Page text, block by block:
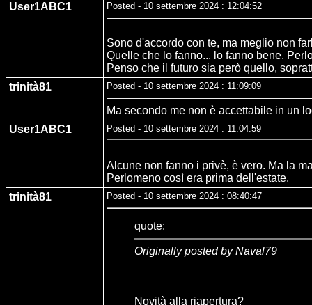
User1ABC1
Posted - 10 settembre 2024 : 12:04:52
Sono d'accordo con te, ma meglio non
Quelle che lo fanno... lo fanno bene.
Penso che il futuro sia però quello,
trinità81
Posted - 10 settembre 2024 : 11:09:09
Ma secondo me non è accettabile in un
User1ABC1
Posted - 10 settembre 2024 : 11:04:59
Alcune non fanno i privè, è vero. Ma la
Perlomeno così era prima dell'estate.
trinità81
Posted - 10 settembre 2024 : 08:40:47
quote:
Originally posted by Naval79
Novità alla riapertura?